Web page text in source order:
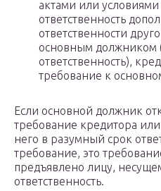
актами или условиями
ответственность
ответственности
основным должником
ответственность),
требование к
Если основной должник
требование кредитора
него в разумный срок
требование, это
предъявлено лицу,
ответственность.